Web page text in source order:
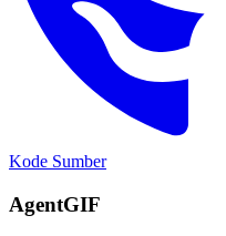
Kode Sumber
AgentGIF